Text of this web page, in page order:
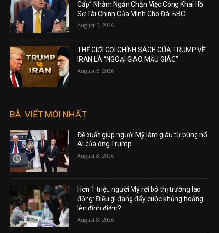
Cấp” Nhằm Ngăn Chặn Việc Công Khai Hồ
Sơ Tài Chính Của Mình Cho Đài BBC
August 5, 2026
THẾ GIỚI GỌI CHÍNH SÁCH CỦA TRUMP VỀ
IRAN LÀ “NGOẠI GIAO MẪU GIÁO”
August 5, 2026
BÀI VIẾT MỚI NHẤT
Đề xuất giúp người Mỹ làm giàu từ bùng nổ
AI của ông Trump
August 8, 2026
Hơn 1 triệu người Mỹ rời bỏ thị trường lao
động: Điều gì đang đẩy cuộc khủng hoảng
lên đỉnh điểm?
August 8, 2026